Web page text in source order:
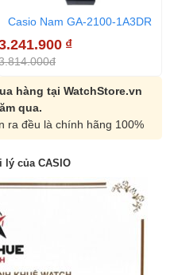
Casio Nam GA-2100-1A3DR
₫
hàng tại WatchStore.vn
qua.
ra đều là chính hãng 100%
lý của CASIO